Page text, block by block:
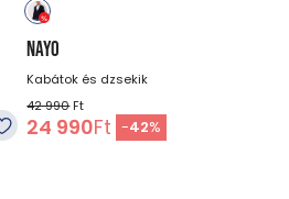
NAYO
Kabátok és dzsekik
42 990Ft
24 990Ft -42%